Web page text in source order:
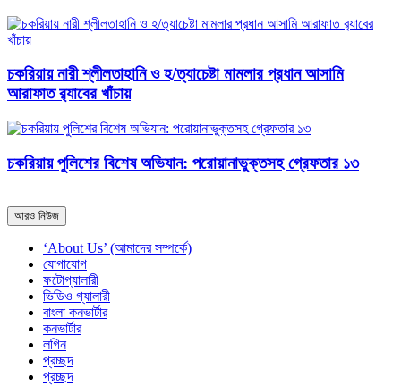
চকরিয়ায় নারী শ্লীলতাহানি ও হ/ত্যাচেষ্টা মামলার প্রধান আসামি
আরাফাত র‍্যাবের খাঁচায়
চকরিয়ায় পুলিশের বিশেষ অভিযান: পরোয়ানাভুক্তসহ গ্রেফতার ১৩
আরও নিউজ
‘About Us’ (আমাদের সম্পর্কে)
যোগাযোগ
ফটোগ্যালারী
ভিডিও গ্যালারী
বাংলা কনভার্টার
কনভার্টার
লগিন
প্রচ্ছদ
প্রচ্ছদ